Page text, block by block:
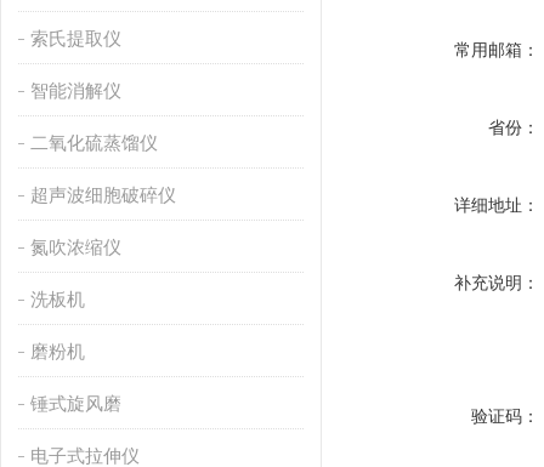
索氏提取仪
智能消解仪
二氧化硫蒸馏仪
超声波细胞破碎仪
氮吹浓缩仪
洗板机
磨粉机
锤式旋风磨
电子式拉伸仪
常用邮箱：
省份：
详细地址：
补充说明：
验证码：